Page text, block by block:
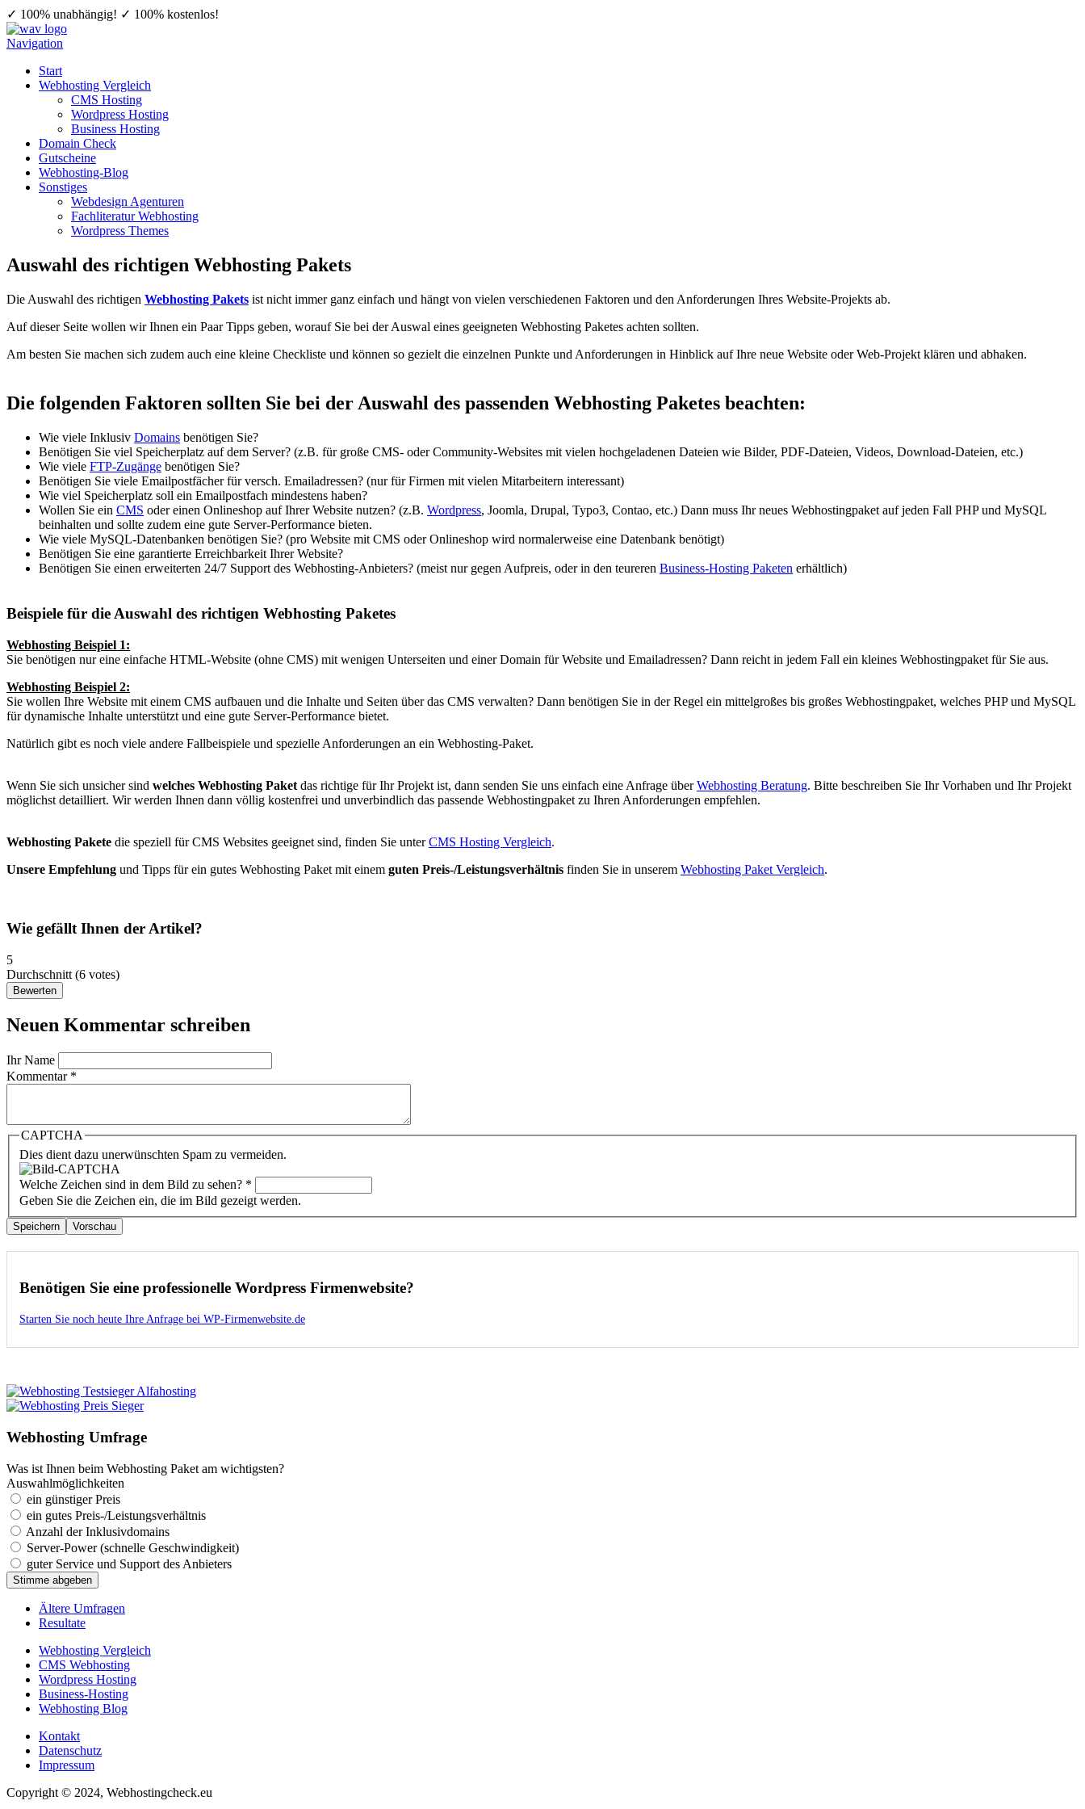
✓ 100% unabhängig! ✓ 100% kostenlos!
Navigation
Start
Webhosting Vergleich
CMS Hosting
Wordpress Hosting
Business Hosting
Domain Check
Gutscheine
Webhosting-Blog
Sonstiges
Webdesign Agenturen
Fachliteratur Webhosting
Wordpress Themes
Auswahl des richtigen Webhosting Pakets
Die Auswahl des richtigen Webhosting Pakets ist nicht immer ganz einfach und hängt von vielen verschiedenen Faktoren und den Anforderungen Ihres Website-Projekts ab.
Auf dieser Seite wollen wir Ihnen ein Paar Tipps geben, worauf Sie bei der Auswal eines geeigneten Webhosting Paketes achten sollten.
Am besten Sie machen sich zudem auch eine kleine Checkliste und können so gezielt die einzelnen Punkte und Anforderungen in Hinblick auf Ihre neue Website oder Web-Projekt klären und abhaken.
Die folgenden Faktoren sollten Sie bei der Auswahl des passenden Webhosting Paketes beachten:
Wie viele Inklusiv Domains benötigen Sie?
Benötigen Sie viel Speicherplatz auf dem Server? (z.B. für große CMS- oder Community-Websites mit vielen hochgeladenen Dateien wie Bilder, PDF-Dateien, Videos, Download-Dateien, etc.)
Wie viele FTP-Zugänge benötigen Sie?
Benötigen Sie viele Emailpostfächer für versch. Emailadressen? (nur für Firmen mit vielen Mitarbeitern interessant)
Wie viel Speicherplatz soll ein Emailpostfach mindestens haben?
Wollen Sie ein CMS oder einen Onlineshop auf Ihrer Website nutzen? (z.B. Wordpress, Joomla, Drupal, Typo3, Contao, etc.) Dann muss Ihr neues Webhostingpaket auf jeden Fall PHP und MySQL
beinhalten und sollte zudem eine gute Server-Performance bieten.
Wie viele MySQL-Datenbanken benötigen Sie? (pro Website mit CMS oder Onlineshop wird normalerweise eine Datenbank benötigt)
Benötigen Sie eine garantierte Erreichbarkeit Ihrer Website?
Benötigen Sie einen erweiterten 24/7 Support des Webhosting-Anbieters? (meist nur gegen Aufpreis, oder in den teureren Business-Hosting Paketen erhältlich)
Beispiele für die Auswahl des richtigen Webhosting Paketes
Webhosting Beispiel 1:
Sie benötigen nur eine einfache HTML-Website (ohne CMS) mit wenigen Unterseiten und einer Domain für Website und Emailadressen? Dann reicht in jedem Fall ein kleines Webhostingpaket für Sie aus.
Webhosting Beispiel 2:
Sie wollen Ihre Website mit einem CMS aufbauen und die Inhalte und Seiten über das CMS verwalten? Dann benötigen Sie in der Regel ein mittelgroßes bis großes Webhostingpaket, welches PHP und MySQL
für dynamische Inhalte unterstützt und eine gute Server-Performance bietet.
Natürlich gibt es noch viele andere Fallbeispiele und spezielle Anforderungen an ein Webhosting-Paket.
Wenn Sie sich unsicher sind welches Webhosting Paket das richtige für Ihr Projekt ist, dann senden Sie uns einfach eine Anfrage überWebhosting Beratung. Bitte beschreiben Sie Ihr Vorhaben und Ihr Projekt
möglichst detailliert. Wir werden Ihnen dann völlig kostenfrei und unverbindlich das passende Webhostingpaket zu Ihren Anforderungen empfehlen.
Webhosting Pakete die speziell für CMS Websites geeignet sind, finden Sie unterCMS Hosting Vergleich.
Unsere Empfehlung und Tipps für ein gutes Webhosting Paket mit einem guten Preis-/Leistungsverhältnis finden Sie in unserem Webhosting Paket Vergleich.
Wie gefällt Ihnen der Artikel?
5
Durchschnitt (6 votes)
Neuen Kommentar schreiben
Ihr Name
Kommentar *
CAPTCHA
Dies dient dazu unerwünschten Spam zu vermeiden.
Welche Zeichen sind in dem Bild zu sehen? *
Geben Sie die Zeichen ein, die im Bild gezeigt werden.
Benötigen Sie eine professionelle Wordpress Firmenwebsite?
Starten Sie noch heute Ihre Anfrage bei WP-Firmenwebsite.de
Webhosting Umfrage
Was ist Ihnen beim Webhosting Paket am wichtigsten?
Auswahlmöglichkeiten
ein günstiger Preis
ein gutes Preis-/Leistungsverhältnis
Anzahl der Inklusivdomains
Server-Power (schnelle Geschwindigkeit)
guter Service und Support des Anbieters
Ältere Umfragen
Resultate
Webhosting Vergleich
CMS Webhosting
Wordpress Hosting
Business-Hosting
Webhosting Blog
Kontakt
Datenschutz
Impressum
Copyright © 2024, Webhostingcheck.eu